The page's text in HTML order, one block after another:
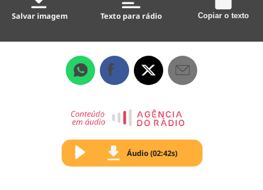
Salvar imagem Texto para rádio Copiar o texto
Áudio (02:42s)